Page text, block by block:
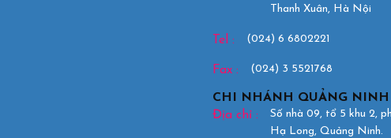
Thanh Xuân, Hà Nội
Tel : (024) 6 6802221
Fax : (024) 3 5521768
CHI NHÁNH QUẢNG NINH
Địa chỉ :
Số nhà 09, tổ 5 khu 2,
Hạ Long, Quảng Ninh.